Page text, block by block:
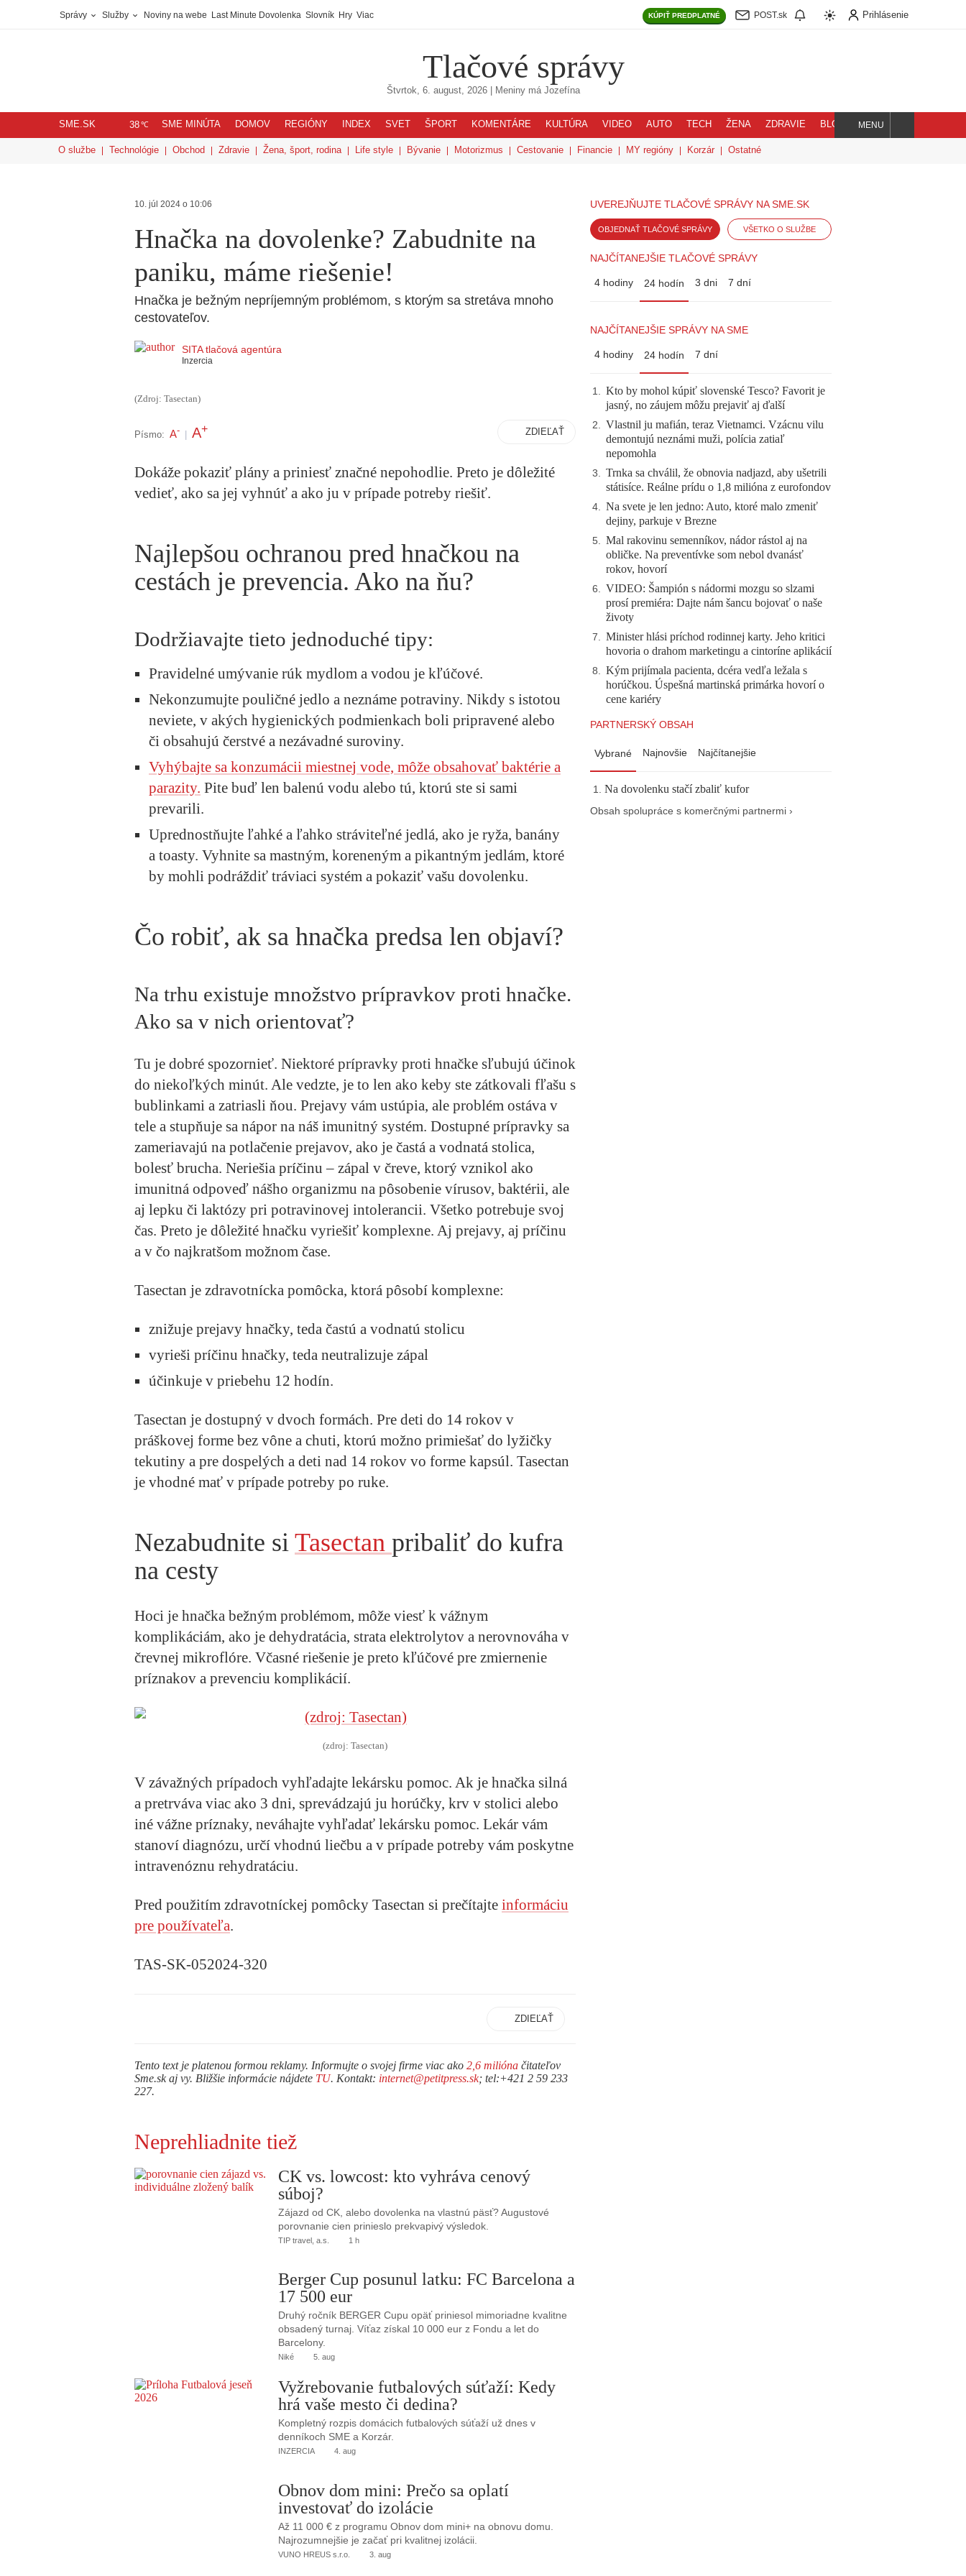
Správy Služby Noviny na webe Last Minute Dovolenka Slovník Hry Viac KÚPIŤ PREDPLATNÉ POST.sk Prihlásenie
Tlačové správy
Štvrtok, 6. august, 2026| Meniny má Jozefína
SME.SK 38℃ SME MINÚTA DOMOV REGIÓNY INDEX SVET ŠPORT KOMENTÁRE KULTÚRA VIDEO AUTO TECH ŽENA ZDRAVIE BLOG
Hľadaj
MENU
O službe Technológie Obchod Zdravie Žena, šport, rodina Life style Bývanie Motorizmus Cestovanie Financie MY regióny Korzár Ostatné
10. júl 2024 o 10:06
Hnačka na dovolenke? Zabudnite na
paniku, máme riešenie!
Hnačka je bežným nepríjemným problémom, s ktorým sa stretáva mnoho
cestovateľov.
SITA tlačová agentúra
Inzercia
(Zdroj: Tasectan)
Písmo: A- A+ ZDIEĽAŤ
Dokáže pokaziť plány a priniesť značné nepohodlie. Preto je dôležité
vedieť, ako sa jej vyhnúť a ako ju v prípade potreby riešiť.
Najlepšou ochranou pred hnačkou na
cestách je prevencia. Ako na ňu?
Dodržiavajte tieto jednoduché tipy:
Pravidelné umývanie rúk mydlom a vodou je kľúčové.
Nekonzumujte pouličné jedlo a neznáme potraviny. Nikdy s istotou
neviete, v akých hygienických podmienkach boli pripravené alebo
či obsahujú čerstvé a nezávadné suroviny.
Vyhýbajte sa konzumácii miestnej vode, môže obsahovať baktérie a
parazity. Pite buď len balenú vodu alebo tú, ktorú ste si sami
prevarili.
Uprednostňujte ľahké a ľahko stráviteľné jedlá, ako je ryža, banány
a toasty. Vyhnite sa mastným, koreneným a pikantným jedlám, ktoré
by mohli podráždiť tráviaci systém a pokaziť vašu dovolenku.
Čo robiť, ak sa hnačka predsa len objaví?
Na trhu existuje množstvo prípravkov proti hnačke.
Ako sa v nich orientovať?
Tu je dobré spozornieť. Niektoré prípravky proti hnačke sľubujú účinok
do niekoľkých minút. Ale vedzte, je to len ako keby ste zátkovali fľašu s
bublinkami a zatriasli ňou. Prejavy vám ustúpia, ale problém ostáva v
tele a stupňuje sa nápor na náš imunitný systém. Dostupné prípravky sa
zameriavajú na potlačenie prejavov, ako je častá a vodnatá stolica,
bolesť brucha. Neriešia príčinu – zápal v čreve, ktorý vznikol ako
imunitná odpoveď nášho organizmu na pôsobenie vírusov, baktérii, ale
aj lepku či laktózy pri potravinovej intolerancii. Všetko potrebuje svoj
čas. Preto je dôležité hnačku vyriešiť komplexne. Aj prejavy, aj príčinu
a v čo najkratšom možnom čase.
Tasectan je zdravotnícka pomôcka, ktorá pôsobí komplexne:
znižuje prejavy hnačky, teda častú a vodnatú stolicu
vyrieši príčinu hnačky, teda neutralizuje zápal
účinkuje v priebehu 12 hodín.
Tasectan je dostupný v dvoch formách. Pre deti do 14 rokov v
práškovej forme bez vône a chuti, ktorú možno primiešať do lyžičky
tekutiny a pre dospelých a deti nad 14 rokov vo forme kapsúl. Tasectan
je vhodné mať v prípade potreby po ruke.
Nezabudnite si Tasectan pribaliť do kufra
na cesty
Hoci je hnačka bežným problémom, môže viesť k vážnym
komplikáciám, ako je dehydratácia, strata elektrolytov a nerovnováha v
črevnej mikroflóre. Včasné riešenie je preto kľúčové pre zmiernenie
príznakov a prevenciu komplikácií.
(zdroj: Tasectan)
V závažných prípadoch vyhľadajte lekársku pomoc. Ak je hnačka silná
a pretrváva viac ako 3 dni, sprevádzajú ju horúčky, krv v stolici alebo
iné vážne príznaky, neváhajte vyhľadať lekársku pomoc. Lekár vám
stanoví diagnózu, určí vhodnú liečbu a v prípade potreby vám poskytne
intravenóznu rehydratáciu.
Pred použitím zdravotníckej pomôcky Tasectan si prečítajte informáciu
pre používateľa.
TAS-SK-052024-320
ZDIEĽAŤ
Tento text je platenou formou reklamy. Informujte o svojej firme viac ako 2,6 milióna čitateľov
Sme.sk aj vy. Bližšie informácie nájdete TU. Kontakt: internet@petitpress.sk; tel:+421 2 59 233
227.
UVEREJŇUJTE TLAČOVÉ SPRÁVY NA SME.SK
OBJEDNAŤ TLAČOVÉ SPRÁVY VŠETKO O SLUŽBE
NAJČÍTANEJŠIE TLAČOVÉ SPRÁVY
4 hodiny 24 hodín 3 dni 7 dní
NAJČÍTANEJŠIE SPRÁVY NA SME
4 hodiny 24 hodín 7 dní
1. Kto by mohol kúpiť slovenské Tesco? Favorit je
jasný, no záujem môžu prejaviť aj ďalší
2. Vlastnil ju mafián, teraz Vietnamci. Vzácnu vilu
demontujú neznámi muži, polícia zatiaľ
nepomohla
3. Trnka sa chválil, že obnovia nadjazd, aby ušetrili
státisíce. Reálne prídu o 1,8 milióna z eurofondov
4. Na svete je len jedno: Auto, ktoré malo zmeniť
dejiny, parkuje v Brezne
5. Mal rakovinu semenníkov, nádor rástol aj na
obličke. Na preventívke som nebol dvanásť
rokov, hovorí
6. VIDEO: Šampión s nádormi mozgu so slzami
prosí premiéra: Dajte nám šancu bojovať o naše
životy
7. Minister hlási príchod rodinnej karty. Jeho kritici
hovoria o drahom marketingu a cintoríne aplikácií
8. Kým prijímala pacienta, dcéra vedľa ležala s
horúčkou. Úspešná martinská primárka hovorí o
cene kariéry
PARTNERSKÝ OBSAH
Vybrané Najnovšie Najčítanejšie
Na dovolenku stačí zbaliť kufor
Obsah spolupráce s komerčnými partnermi ›
Neprehliadnite tiež
CK vs. lowcost: kto vyhráva cenový
súboj?
Zájazd od CK, alebo dovolenka na vlastnú päsť? Augustové
porovnanie cien prinieslo prekvapivý výsledok.
TIP travel, a.s. 1 h
Berger Cup posunul latku: FC Barcelona a
17 500 eur
Druhý ročník BERGER Cupu opäť priniesol mimoriadne kvalitne
obsadený turnaj. Víťaz získal 10 000 eur z Fondu a let do
Barcelony.
Niké 5. aug
Vyžrebovanie futbalových súťaží: Kedy
hrá vaše mesto či dedina?
Kompletný rozpis domácich futbalových súťaží už dnes v
denníkoch SME a Korzár.
INZERCIA 4. aug
Obnov dom mini: Prečo sa oplatí
investovať do izolácie
Až 11 000 € z programu Obnov dom mini+ na obnovu domu.
Najrozumnejšie je začať pri kvalitnej izolácii.
VUNO HREUS s.r.o. 3. aug